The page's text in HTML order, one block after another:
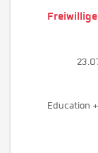
Education